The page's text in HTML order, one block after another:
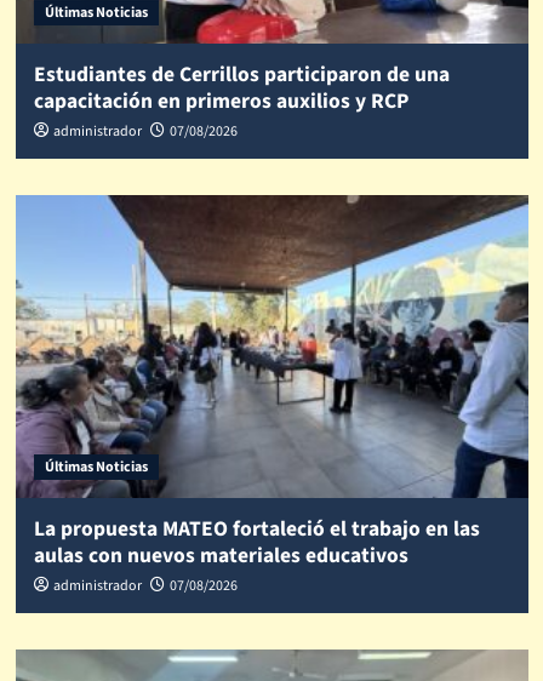
Últimas Noticias
Estudiantes de Cerrillos participaron de una
capacitación en primeros auxilios y RCP
administrador 07/08/2026
Últimas Noticias
La propuesta MATEO fortaleció el trabajo en las
aulas con nuevos materiales educativos
administrador 07/08/2026